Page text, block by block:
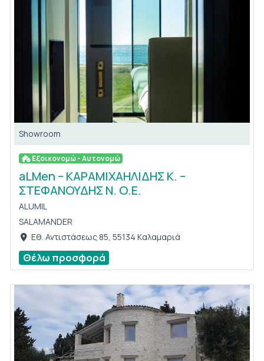
Showroom
Εξοικονομώ - Αυτονομώ
aLMen – ΚΑΡΑΜΙΧΑΗΛΙΔΗΣ Κ. –
ΣΤΕΦΑΝΟΥΔΗΣ Ν. Ο.Ε.
ALUMIL
SALAMANDER
Εθ. Αντιστάσεως 85, 55134 Kαλαμαριά
Θέλω προσφορά